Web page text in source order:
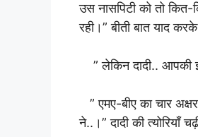
उस नासपिटी को तो
रही।” बीती बात याद
” लेकिन दादी.. आपकी
” एमए-बीए का चार
ने..।” दादी की त्योरियाँ